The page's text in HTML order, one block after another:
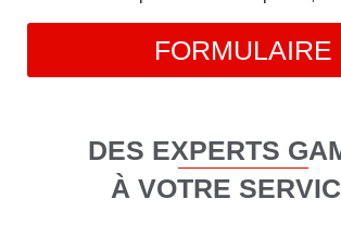
FORMULAIRE
DES EXPERTS
À VOTRE